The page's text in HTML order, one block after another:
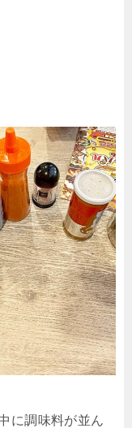
に調味料が並ん